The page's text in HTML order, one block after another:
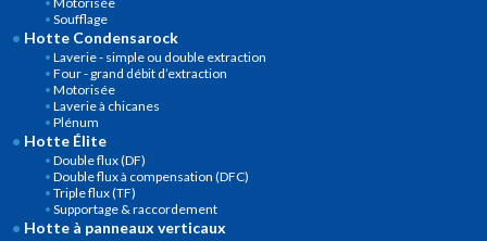
Soufflage
Hotte Condensarock
Laverie - simple ou double extraction
Four - grand débit d’extraction
Motorisée
Laverie à chicanes
Plénum
Hotte Élite
Double flux (DF)
Double flux à compensation (DFC)
Triple flux (TF)
Supportage & raccordement
Hotte à panneaux verticaux